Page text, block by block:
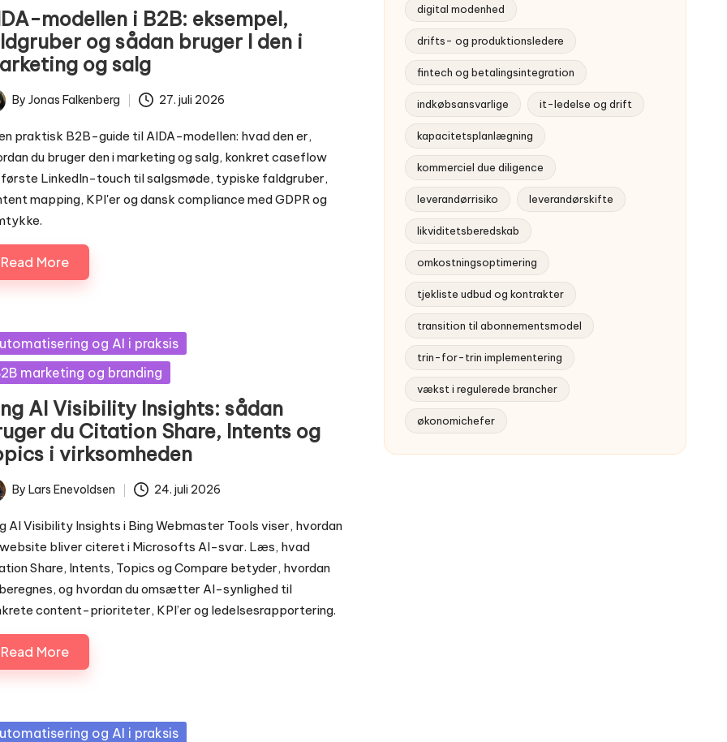
modellen i B2B: eksempel,
og sådan bruger I den i
og salg
By Jonas Falkenberg 27. juli 2026
praktisk B2B-guide til AIDA-modellen: hvad den er,
du bruger den i marketing og salg, konkret caseflow
LinkedIn-touch til salgsmøde, typiske faldgruber,
mapping, KPI'er og dansk compliance med GDPR og
Read More
og AI i praksis
marketing og branding
AI Visibility Insights: sådan
du Citation Share, Intents og
i virksomheden
By Lars Enevoldsen 24. juli 2026
AI Visibility Insights i Bing Webmaster Tools viser, hvordan
bliver citeret i Microsofts AI-svar. Læs, hvad
Share, Intents, Topics og Compare betyder, hvordan
og hvordan du omsætter AI-synlighed til
content-prioriteter, KPI’er og ledelsesrapportering.
Read More
og AI i praksis
digital modenhed
drifts- og produktionsledere
fintech og betalingsintegration
indkøbsansvarlige it-ledelse og drift
kapacitetsplanlægning
kommerciel due diligence
leverandørrisiko leverandørskifte
likviditetsberedskab
omkostningsoptimering
tjekliste udbud og kontrakter
transition til abonnementsmodel
trin-for-trin implementering
vækst i regulerede brancher
økonomichefer